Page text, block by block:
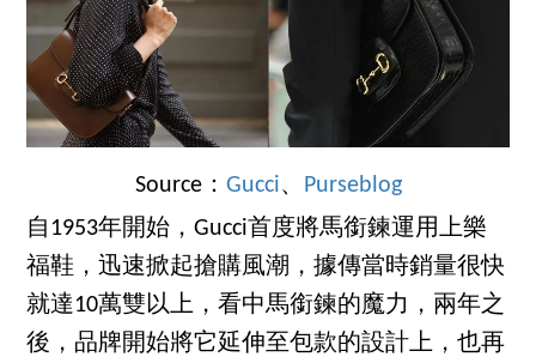
Source： Gucci、
Purseblog
自1953年開始，Gucci首度將馬銜鍊運用上樂
福鞋，迅速掀起搶購風潮，據傳當時銷量很快
就達10萬雙以上，看中馬銜鍊的魔力，兩年之
後，品牌開始將它延伸至包款的設計上，也再